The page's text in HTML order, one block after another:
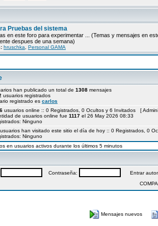
Pruebas del sistema
en este foro para experimentar ... (Temas y mensajes en
despues de una semana)
hruschka Personal GAMA
han publicado un total de 1308 mensajes
usuarios registrados
registrado es carlos
6 usuarios online :: 0 Registrados, 0 Ocultos y 6 Invitados [
de usuarios online fue 1117 el 26 May 2026 08:33
Ninguno
usuarios han visitado este sitio el día de hoy :: 0 Registrados, 0
Ninguno
en usuarios activos durante los últimos 5 minutos
Contraseña:
Entrar
Mensajes nuevos